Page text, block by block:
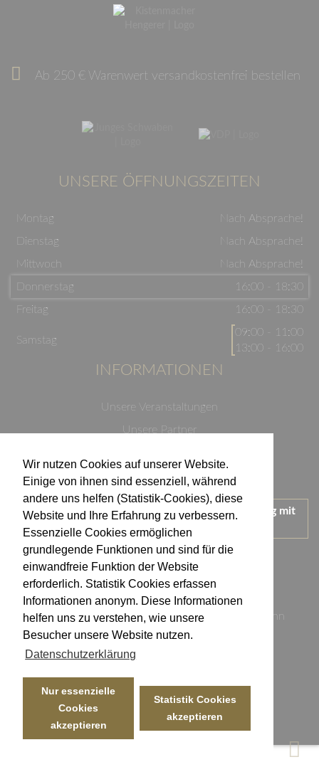
Wir nutzen Cookies auf unserer Website.
Einige von ihnen sind essenziell, während
andere uns helfen (Statistik-Cookies), diese
Website und Ihre Erfahrung zu verbessern.
Essenzielle Cookies ermöglichen
grundlegende Funktionen und sind für die
einwandfreie Funktion der Website
erforderlich. Statistik Cookies erfassen
Informationen anonym. Diese Informationen
helfen uns zu verstehen, wie unsere
Besucher unsere Website nutzen.
Datenschutzerklärung
Nur essenzielle
Cookies
akzeptieren
Statistik Cookies
akzeptieren
Ab 250 € Warenwert versandkostenfrei bestellen
UNSERE ÖFFNUNGSZEITEN
Montag
Nach Absprache!
Dienstag
Nach Absprache!
Mittwoch
Nach Absprache!
Donnerstag
16:00 - 18:30
Freitag
16:00 - 18:30
Samstag
09:00 - 11:00
13:00 - 16:00
INFORMATIONEN
Unsere Veranstaltungen
Unsere Partner
Impressum
Wir treten für einen verantwortungsvollen Umgang mit
Alkohol ein.
KONTAKT
Weingut Kistenmacher & Hengerer
Eugen-Nägele-Straße 23-25, 74074 Heilbronn
info@kistenmacher-hengerer.de
Telefax: 07131 - 17 23 50